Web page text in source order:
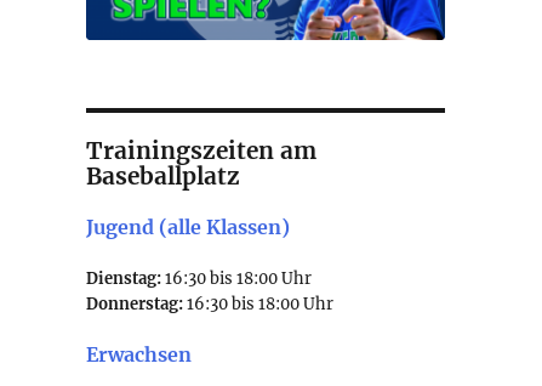
Trainingszeiten am
Baseballplatz
Jugend (alle Klassen)
Dienstag:16:30 bis 18:00 Uhr
Donnerstag:16:30 bis 18:00 Uhr
Erwachsen